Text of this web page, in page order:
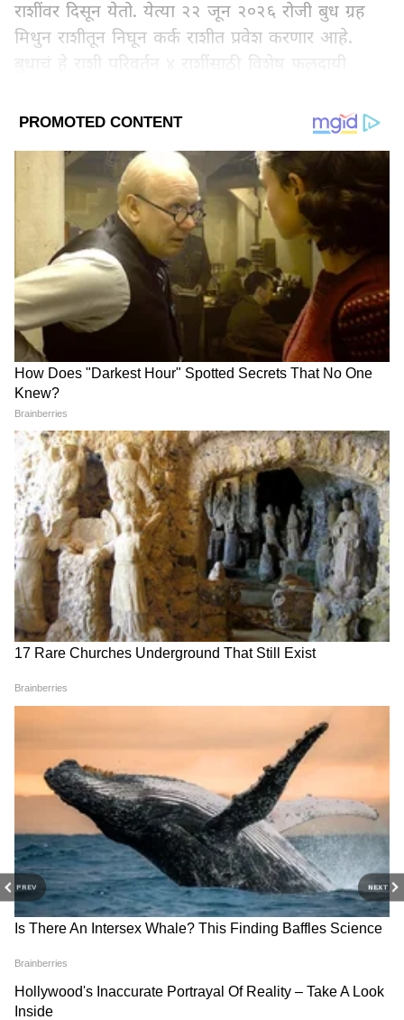
PREV NEXT
राशींवर दिसून येतो. येत्या २२ जून २०२६ रोजी बुध ग्रह
मिथुन राशीतून निघून कर्क राशीत प्रवेश करणार आहे.
बुधाचं हे राशी परिवर्तन ४ राशींसाठी विशेष फलदायी
यांच्याकडून जाणून घेऊया कोणत्या आहेत त्या ४ भाग्यवान
Add Asianetnews Marathi as a Preferred
Source
5
वृषभ राशींच्या व्यक्तींना होणार लाभ
बुधाच्या राशी बदलामुळे या राशीच्या लोकांना मोठा आर्थिक
फायदा होऊ शकतो. व्यवसायाशी संबंधित लोकांना नवीन
संधी मिळतील. जर तुमचे पैसे कुठेतरी खूप दिवसांपासून
अडकले असतील, तर ते परत मिळू शकतात. नोकरदार
लोकांच्या बढतीचीही शक्यता आहे. भावंडांसोबतचे संबंध
पूर्वीपेक्षा अधिक चांगले होतील. छोट्या प्रवासातूनही
लाभाची शक्यता आहे.